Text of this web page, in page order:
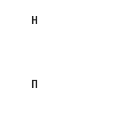
Н
П